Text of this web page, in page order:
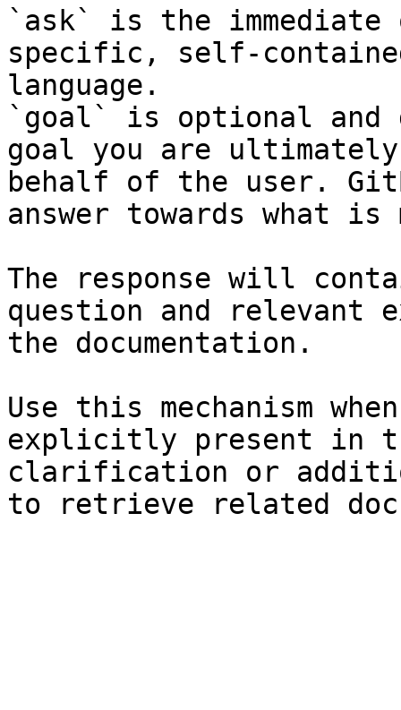
`ask` is the
specific, self-
language.
`goal` is optional and
goal you are
behalf of the user.
answer towards what
The response will
question and relevant
the documentation.
Use this mechanism
explicitly present in
clarification or